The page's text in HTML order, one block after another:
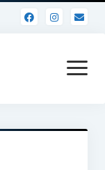
Menü
öffnen